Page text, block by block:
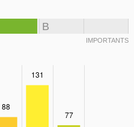
B
IMPORTANTS